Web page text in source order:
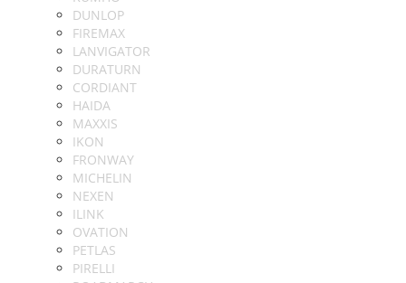
DUNLOP
FIREMAX
LANVIGATOR
DURATURN
CORDIANT
HAIDA
MAXXIS
IKON
FRONWAY
MICHELIN
NEXEN
ILINK
OVATION
PETLAS
PIRELLI